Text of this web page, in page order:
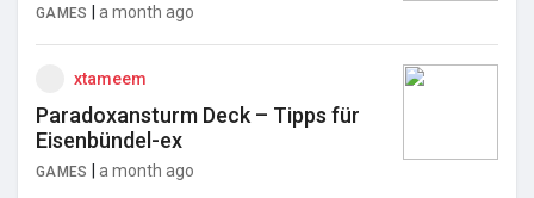
GAMES a month ago
xtameem
Paradoxansturm Deck – Tipps für
Eisenbündel-ex
GAMES a month ago